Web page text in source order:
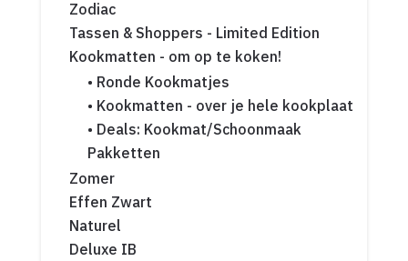
Zodiac
Tassen & Shoppers - Limited Edition
Kookmatten - om op te koken!
• Ronde Kookmatjes
• Kookmatten - over je hele kookplaat
• Deals: Kookmat/Schoonmaak
Pakketten
Zomer
Effen Zwart
Naturel
Deluxe IB